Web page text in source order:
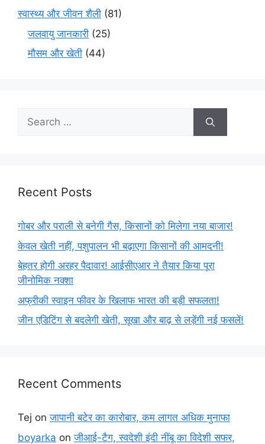
स्वास्थ्य और जीवन शैली (81)
जलवायु जानकारी (25)
मौसम और खेती (44)
Recent Posts
गोबर और पराली से बनेगी गैस, किसानों को मिलेगा नया बाजार!
केवल खेती नहीं, पशुपालन भी बढ़ाएगा किसानों की आमदनी!
बेहतर होगी अरहर पैदावार! आईसीएआर ने तैयार किया पूरा
जीनोमिक नक्शा
अफ्रीकी स्वाइन फीवर के खिलाफ भारत की बड़ी सफलता!
जीन एडिटिंग से बदलेगी खेती, सूखा और बाढ़ से लड़ेंगी नई फसलें!
Recent Comments
Tej onजापानी बटेर का कारोबार, कम लागत अधिक मुनाफा
boyarka onजीआई-टैग, स्वदेशी इंदी नींबू का विदेशी सफर,